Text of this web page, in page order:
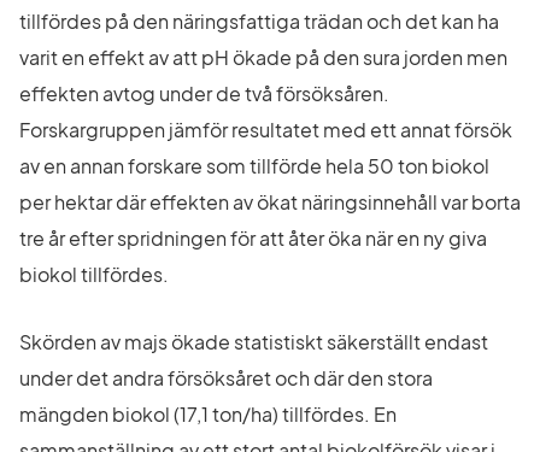
tillfördes på den näringsfattiga trädan och det kan ha
varit en effekt av att pH ökade på den sura jorden men
effekten avtog under de två försöksåren.
Forskargruppen jämför resultatet med ett annat försök
av en annan forskare som tillförde hela 50 ton biokol
per hektar där effekten av ökat näringsinnehåll var borta
tre år efter spridningen för att åter öka när en ny giva
biokol tillfördes.
Skörden av majs ökade statistiskt säkerställt endast
under det andra försöksåret och där den stora
mängden biokol (17,1 ton/ha) tillfördes. En